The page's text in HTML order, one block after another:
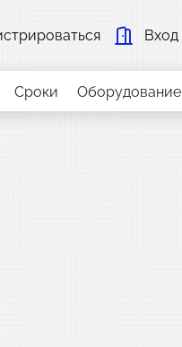
Вход
Сроки Оборудование